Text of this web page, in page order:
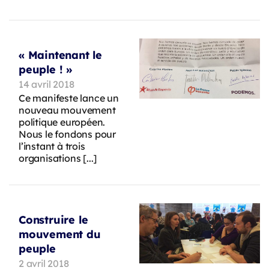
« Maintenant le
peuple ! »
14 avril 2018
Ce manifeste lance un
nouveau mouvement
politique européen.
Nous le fondons pour
l’instant à trois
organisations [...]
Construire le
mouvement du
peuple
2 avril 2018